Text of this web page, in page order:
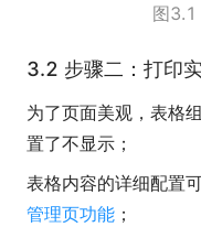
图3.1
3.2 步骤二：打印
为了页面美观，表格
置了不显示；
表格内容的详细配置
管理页功能 ；